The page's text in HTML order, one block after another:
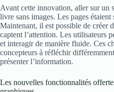
Avant cette innovation, aller sur un
livre sans images. Les pages étaient
Maintenant, il est possible de créer
captent l’attention. Les utilisateurs
et interagir de manière fluide. Ces
concepteurs à réfléchir
présenter l’information.
Les nouvelles fonctionnalités